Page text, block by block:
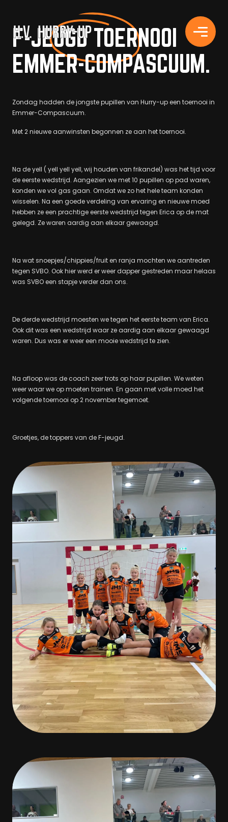
F-JEUGD TOERNOOI
EMMER-COMPASCUUM.
Zondag hadden de jongste pupillen van Hurry-up een toernooi in
Emmer-Compascuum.
Met 2 nieuwe aanwinsten begonnen ze aan het toernooi.
Na de yell ( yell yell yell, wij houden van frikandel) was het tijd voor
de eerste wedstrijd. Aangezien we met 10 pupillen op pad waren,
konden we vol gas gaan. Omdat we zo het hele team konden
wisselen. Na een goede verdeling van ervaring en nieuwe moed
hebben ze een prachtige eerste wedstrijd tegen Erica op de mat
gelegd. Ze waren aardig aan elkaar gewaagd.
Na wat snoepjes/chippies/fruit en ranja mochten we aantreden
tegen SVBO. Ook hier werd er weer dapper gestreden maar helaas
was SVBO een stapje verder dan ons.
De derde wedstrijd moesten we tegen het eerste team van Erica.
Ook dit was een wedstrijd waar ze aardig aan elkaar gewaagd
waren. Dus was er weer een mooie wedstrijd te zien.
Na afloop was de coach zeer trots op haar pupillen. We weten
weer waar we op moeten trainen. En gaan met volle moed het
volgende toernooi op 2 november tegemoet.
Groetjes, de toppers van de F-jeugd.